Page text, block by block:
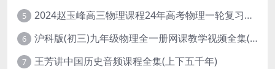
5 2024赵玉峰高三物理课程24年高考物理一轮复习网课教程
6 沪科版(初三)九年级物理全一册网课教学视频全集(录播版 杜春雨 66讲)
7 王芳讲中国历史音频课程全集(上下五千年)